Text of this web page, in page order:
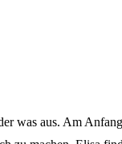
was aus. Am